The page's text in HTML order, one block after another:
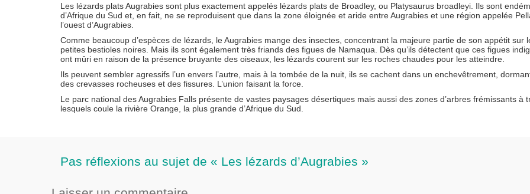
Les lézards plats Augrabies sont plus exactement appelés lézards plats de Broadley, ou Platysaurus broadleyi. Ils sont
d’Afrique du Sud et, en fait, ne se reproduisent que dans la zone éloignée et aride entre Augrabies et une région appelée
l’ouest d’Augrabies.
Comme beaucoup d’espèces de lézards, le Augrabies mange des insectes, concentrant la majeure partie de son appétit sur
petites bestioles noires. Mais ils sont également très friands des figues de Namaqua. Dès qu’ils détectent que ces figues
ont mûri en raison de la présence bruyante des oiseaux, les lézards courent sur les roches chaudes pour les atteindre.
Ils peuvent sembler agressifs l’un envers l’autre, mais à la tombée de la nuit, ils se cachent dans un enchevêtrement,
des crevasses rocheuses et des fissures. L’union faisant la force.
Le parc national des Augrabies Falls présente de vastes paysages désertiques mais aussi des zones d’arbres frémissants à
lesquels coule la rivière Orange, la plus grande d’Afrique du Sud.
Pas réflexions au sujet de « Les lézards d’Augrabies »